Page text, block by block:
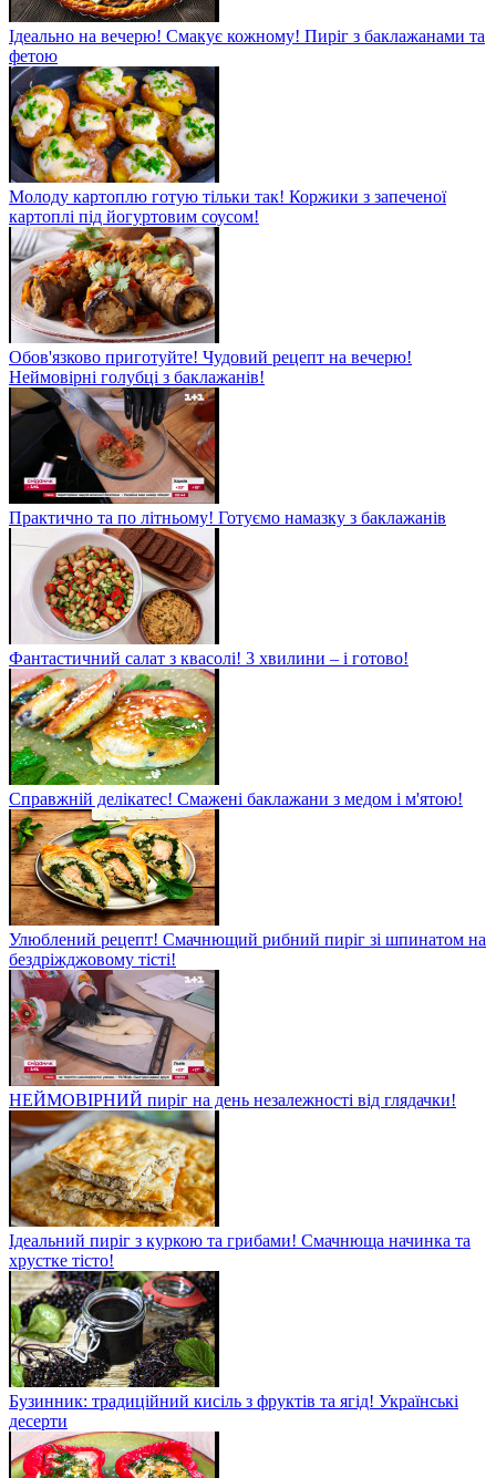
Ідеально на вечерю! Смакує кожному! Пиріг з баклажанами та
фетою
Молоду картоплю готую тільки так! Коржики з запеченої
картоплі під йогуртовим соусом!
Обов'язково приготуйте! Чудовий рецепт на вечерю!
Неймовірні голубці з баклажанів!
Практично та по літньому! Готуємо намазку з баклажанів
Фантастичний салат з квасолі! 3 хвилини – і готово!
Справжній делікатес! Смажені баклажани з медом і м'ятою!
Улюблений рецепт! Смачнющий рибний пиріг зі шпинатом на
бездріжджовому тісті!
НЕЙМОВІРНИЙ пиріг на день незалежності від глядачки!
Ідеальний пиріг з куркою та грибами! Смачнюща начинка та
хрустке тісто!
Бузинник: традиційний кисіль з фруктів та ягід! Українські
десерти